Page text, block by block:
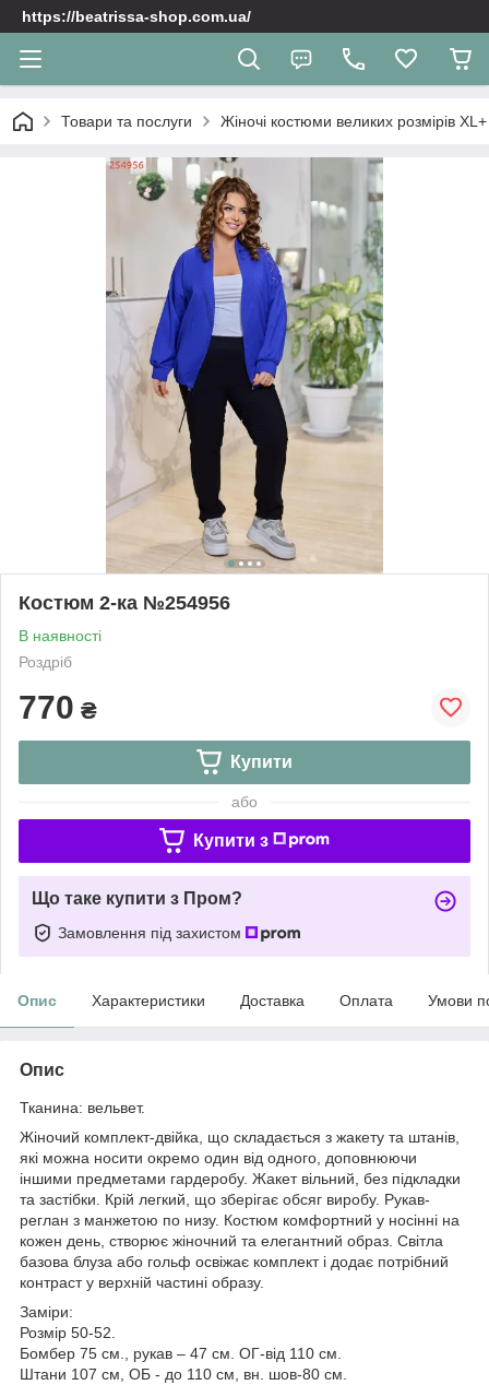
https://beatrissa-shop.com.ua/
Товари та послуги Жіночі костюми великих розмірів
Костюм 2-ка №254956
В наявності
Роздріб
770 ₴
Купити
або
Купити з
Що таке купити з Пром?
Замовлення під захистом
Опис Характеристики Доставка Оплата Умови
Опис
Тканина: вельвет.
Жіночий комплект-двійка, що складається з жакету та штанів,
які можна носити окремо один від одного, доповнюючи
іншими предметами гардеробу. Жакет вільний, без підкладки
та застібки. Крій легкий, що зберігає обсяг виробу. Рукав-
реглан з манжетою по низу. Костюм комфортний у носінні на
кожен день, створює жіночний та елегантний образ. Світла
базова блуза або гольф освіжає комплект і додає потрібний
контраст у верхній частині образу.
Заміри:
Розмір 50-52.
Бомбер 75 см., рукав – 47 см. ОГ-від 110 см.
Штани 107 см, ОБ - до 110 см, вн. шов-80 см.